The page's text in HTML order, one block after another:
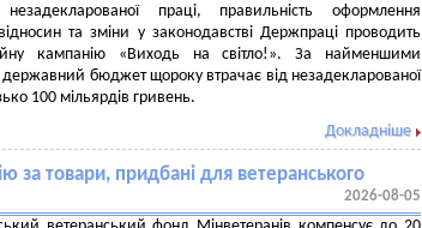
незадекларованої праці, правильність оформлення
та зміни у законодавстві Держпраці проводить
кампанію «Виходь на світло!». За найменшими
бюджет щороку втрачає від незадекларованої
100 мільярдів гривень.
Докладніше
за товари, придбані для ветеранського
2026-08-05